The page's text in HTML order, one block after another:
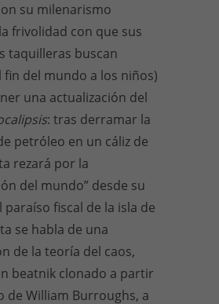
su milenarismo
frivolidad con que sus
taquilleras buscan
fin del mundo a los niños)
una actualización del
: tras derramar la
petróleo en un cáliz de
rezará por la
del mundo” desde su
paraíso fiscal de la isla de
se habla de una
de la teoría del caos,
beatnik clonado a partir
de William Burroughs, a